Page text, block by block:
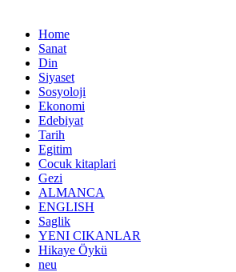
Home
Sanat
Din
Siyaset
Sosyoloji
Ekonomi
Edebiyat
Tarih
Egitim
Cocuk kitaplari
Gezi
ALMANCA
ENGLISH
Saglik
YENI CIKANLAR
Hikaye Öykü
neu